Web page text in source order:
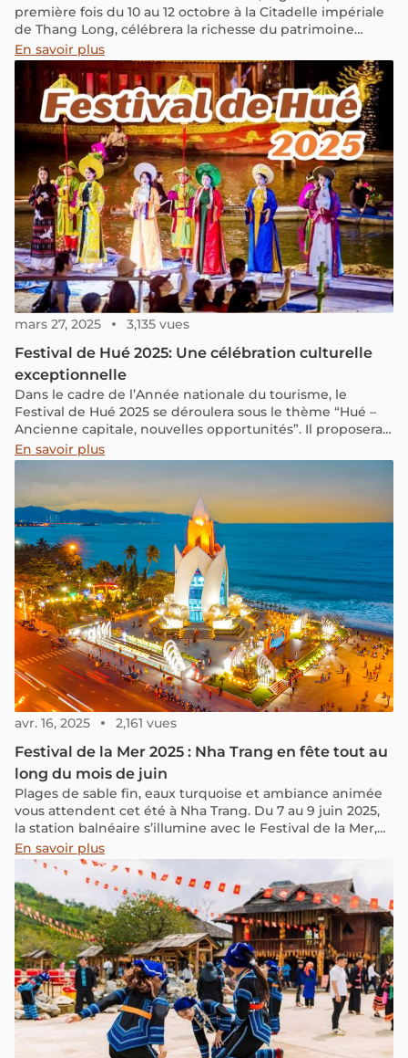
première fois du 10 au 12 octobre à la Citadelle impériale
de Thang Long, célébrera la richesse du patrimoine
vietnamien et le dialogue entre les cultures du monde.
En savoir plus
mars 27, 2025 3,135 vues
Festival de Hué 2025: Une célébration culturelle
exceptionnelle
Dans le cadre de l’Année nationale du tourisme, le
Festival de Hué 2025 se déroulera sous le thème “Hué –
Ancienne capitale, nouvelles opportunités”. Il proposera
un large éventail d’événements culturels et artistiques
prestigieux, offrant une expérience mémorable à tous les
participants.
En savoir plus
avr. 16, 2025 2,161 vues
Festival de la Mer 2025 : Nha Trang en fête tout au
long du mois de juin
Plages de sable fin, eaux turquoise et ambiance animée
vous attendent cet été à Nha Trang. Du 7 au 9 juin 2025,
la station balnéaire s’illumine avec le Festival de la Mer,
une grande fête culturelle rythmée par des parades,
spectacles, feux d’artifice, arts traditionnels et saveurs
locales. Un rendez-vous festif où les traditions maritimes,
les performances artistiques et la vie locale s’animent au
rythme des vagues.
En savoir plus